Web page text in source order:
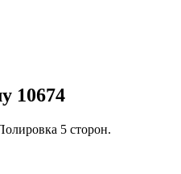
10674
5 сторон.